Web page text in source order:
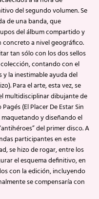
del segundo volumen. Se
de una banda, que
del álbum compartido y
concreto a nivel geográfico.
tan sólo con los dos sellos
contando con el
la inestimable ayuda del
Para el arte, esta vez, se
multidisciplinar dibujante de
(El Placer De Estar Sin
y diseñando el
del primer disco. A
participantes en este
se hizo de rogar, entre los
el esquema definitivo, en
con la edición, incluyendo
se compensaría con